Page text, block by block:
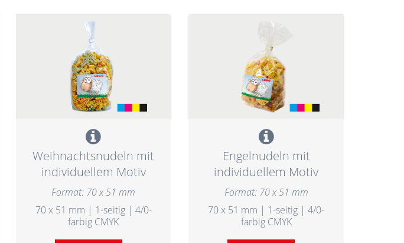
Weihnachtsnudeln mit
individuellem Motiv
Format: 70 x 51 mm
70 x 51 mm | 1-seitig | 4/0-
farbig CMYK
Engelnudeln mit
individuellem Motiv
Format: 70 x 51 mm
70 x 51 mm | 1-seitig | 4/0-
farbig CMYK